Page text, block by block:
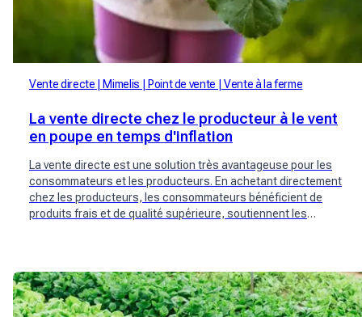
Vente directe Mimelis Point de vente Vente à la ferme
La vente directe chez le producteur à le vent
en poupe en temps d'inflation
La vente directe est une solution très avantageuse pour les
consommateurs et les producteurs. En achetant directement
chez les producteurs, les consommateurs bénéficient de
produits frais et de qualité supérieure, soutiennent les